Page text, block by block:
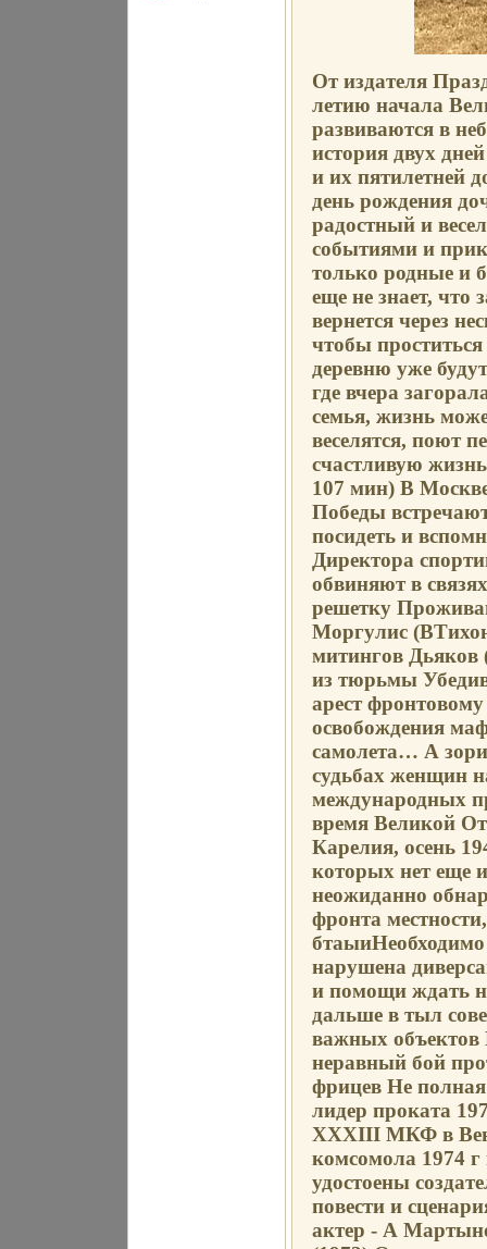
От издателя
летию начала
развиваются в
история двух
и их пятилетней
день рождения
радостный и
событиями и
только родные и
еще не знает, что
вернется через
чтобы
деревню уже
где вчера
семья, жизнь
веселятся, поют
счастливую
107 мин) В
Победы
посидеть и
Директора
обвиняют в
решетку
Моргулис
митингов Дьяков
из тюрьмы
арест
освобождения
самолета… А зори
судьбах женщин
международных
время Великой
Карелия, осень
которых нет еще
неожиданно
фронта
нарушена
и помощи ждать
дальше в тыл
важных
неравный бой
фрицев Не
лидер проката
XXXIII МКФ в
комсомола 1974
удостоены
повести и
актер - А